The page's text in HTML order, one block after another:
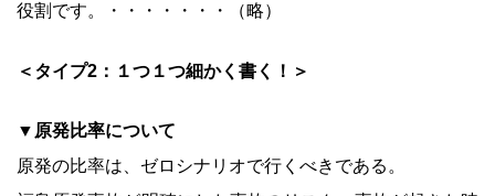
役割です。・・・・・・・（略）
＜タイプ2：１つ１つ細かく書く！＞
▼原発比率について
原発の比率は、ゼロシナリオで行くべきである。